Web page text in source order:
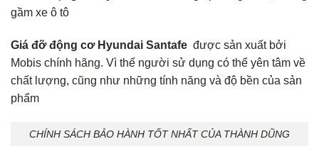
gầm xe ô tô
Giá đỡ động cơ Hyundai Santafe được sản xuất bởi
Mobis chính hãng. Vì thế người sử dụng có thể yên tâm về
chất lượng, cũng như những tính năng và độ bền của sản
phẩm
CHÍNH SÁCH BẢO HÀNH TỐT NHẤT CỦA THÀNH DŨNG